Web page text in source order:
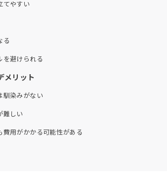
てやすい
る
を避けられる
メリット
馴染みがない
難しい
費用がかかる可能性がある